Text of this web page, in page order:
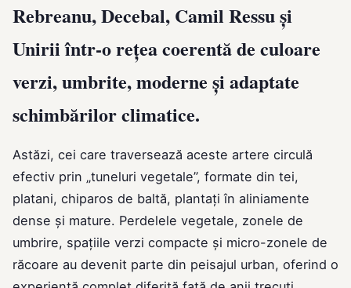
Rebreanu, Decebal, Camil Ressu și
Unirii într-o rețea coerentă de culoare
verzi, umbrite, moderne și adaptate
schimbărilor climatice.
Astăzi, cei care traversează aceste artere circulă
efectiv prin „tuneluri vegetale”, formate din tei,
platani, chiparos de baltă, plantați în aliniamente
dense și mature. Perdelele vegetale, zonele de
umbrire, spațiile verzi compacte și micro-zonele de
răcoare au devenit parte din peisajul urban, oferind o